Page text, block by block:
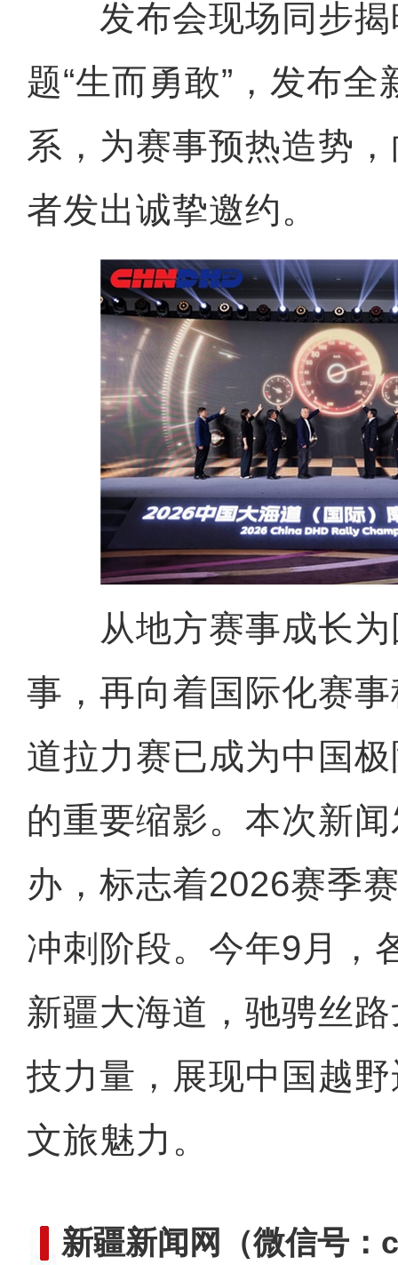
发布会现场同步揭
题“生而勇敢”，发布
系，为赛事预热造势
者发出诚挚邀约。
从地方赛事成长为
事，再向着国际化赛
道拉力赛已成为中国
的重要缩影。本次新
办，标志着2026赛季
冲刺阶段。今年9月，
新疆大海道，驰骋丝
技力量，展现中国越
文旅魅力。
新疆新闻网 （微信号
作家甘灵辉：用诗歌记录喀什